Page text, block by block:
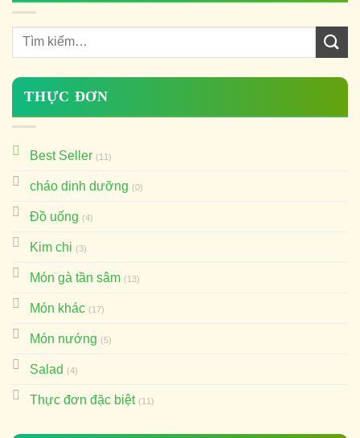
THỰC ĐƠN
Best Seller (11)
cháo dinh dưỡng (0)
Đồ uống (4)
Kim chi (3)
Món gà tần sâm (13)
Món khác (17)
Món nướng (5)
Salad (4)
Thực đơn đặc biệt (11)